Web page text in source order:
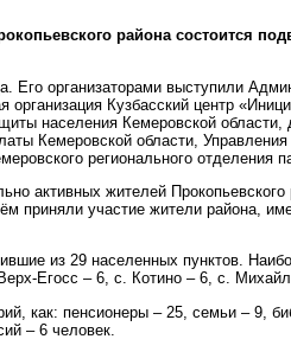
района состоится
Его организаторами выступили
организация Кузбасский центр
населения Кемеровской
Кемеровской области,
регионального
активных жителей
приняли участие жители района,
из 29 населенных пунктов.
Егосс – 6, с. Котино – 6, с.
как: пенсионеры – 25, семьи – 9,
– 6 человек.